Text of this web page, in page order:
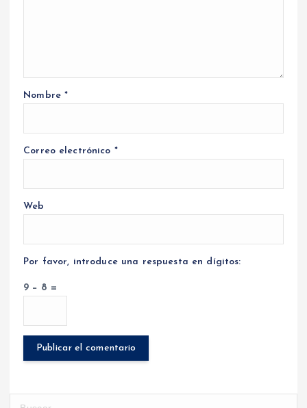
Nombre*
Correo electrónico *
Web
Por favor, introduce una respuesta en dígitos:
9 − 8 =